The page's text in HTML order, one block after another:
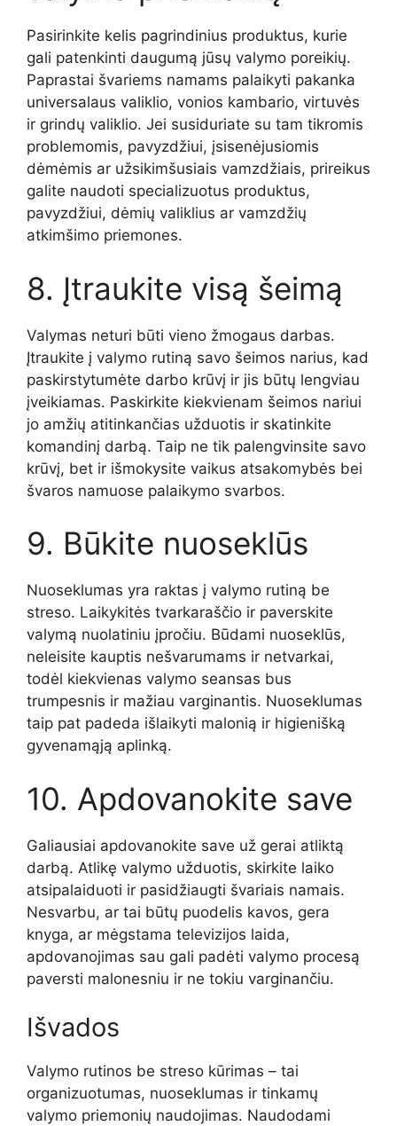
Pasirinkite kelis pagrindinius produktus, kurie
gali patenkinti daugumą jūsų valymo poreikių.
Paprastai švariems namams palaikyti pakanka
universalaus valiklio, vonios kambario, virtuvės
ir grindų valiklio. Jei susiduriate su tam tikromis
problemomis, pavyzdžiui, įsisenėjusiomis
dėmėmis ar užsikimšusiais vamzdžiais, prireikus
galite naudoti specializuotus produktus,
pavyzdžiui, dėmių valiklius ar vamzdžių
atkimšimo priemones.
8. Įtraukite visą šeimą
Valymas neturi būti vieno žmogaus darbas.
Įtraukite į valymo rutiną savo šeimos narius, kad
paskirstytumėte darbo krūvį ir jis būtų lengviau
įveikiamas. Paskirkite kiekvienam šeimos nariui
jo amžių atitinkančias užduotis ir skatinkite
komandinį darbą. Taip ne tik palengvinsite savo
krūvį, bet ir išmokysite vaikus atsakomybės bei
švaros namuose palaikymo svarbos.
9. Būkite nuoseklūs
Nuoseklumas yra raktas į valymo rutiną be
streso. Laikykitės tvarkaraščio ir paverskite
valymą nuolatiniu įpročiu. Būdami nuoseklūs,
neleisite kauptis nešvarumams ir netvarkai,
todėl kiekvienas valymo seansas bus
trumpesnis ir mažiau varginantis. Nuoseklumas
taip pat padeda išlaikyti malonią ir higienišką
gyvenamąją aplinką.
10. Apdovanokite save
Galiausiai apdovanokite save už gerai atliktą
darbą. Atlikę valymo užduotis, skirkite laiko
atsipalaiduoti ir pasidžiaugti švariais namais.
Nesvarbu, ar tai būtų puodelis kavos, gera
knyga, ar mėgstama televizijos laida,
apdovanojimas sau gali padėti valymo procesą
paversti malonesniu ir ne tokiu varginančiu.
Išvados
Valymo rutinos be streso kūrimas – tai
organizuotumas, nuoseklumas ir tinkamų
valymo priemonių naudojimas. Naudodami